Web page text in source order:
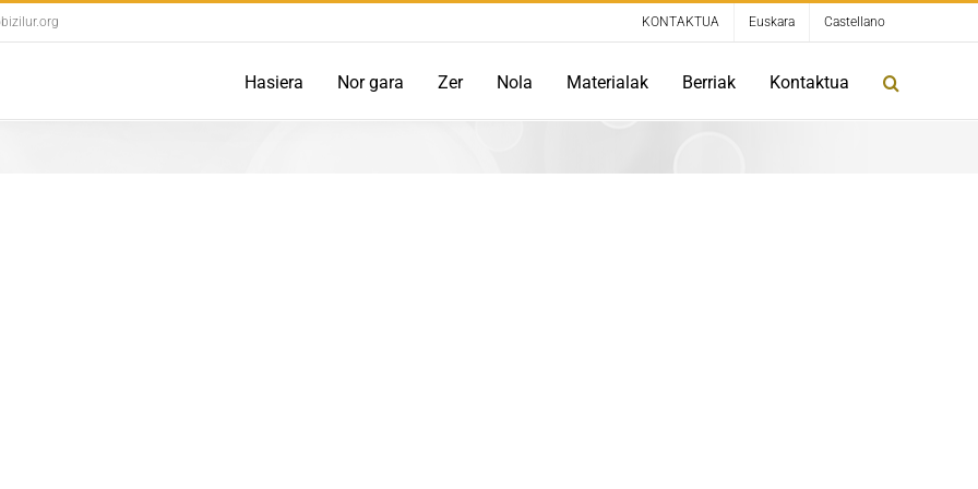
KONTAKTUA Euskara Castellano
Hasiera Nor gara Zer Nola Materialak Berriak Kontaktua